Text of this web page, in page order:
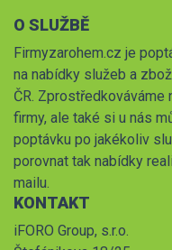
O SLUŽBĚ
Firmyzarohem.cz je
na nabídky služeb a
ČR.
firmy, ale také si u nás
poptávku po jakékoliv
porovnat tak nabídky
mailu.
KONTAKT
iFORO Group, s.r.o.